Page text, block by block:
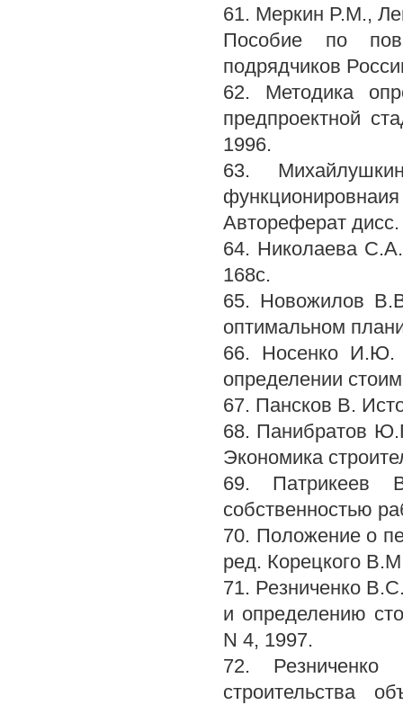
61. Меркин P.M.,
Пособие по
подрядчиков
62. Методика
предпроектной
1996.
63.
Автореферат
64. Николаева
168с.
65. Новожилов
оптимальном
66. Носенко И.Ю.
определении
67. Пансков В.
68. Панибратов
Экономика
69. Патрикеев
собственностью
70. Положение о
ред. Корецкого
71. Резниченко
и определению
N 4, 1997.
72.
строительства